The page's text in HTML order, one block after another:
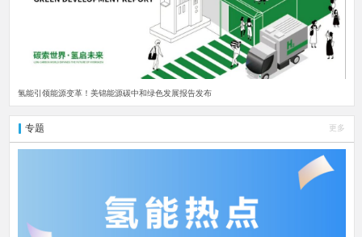
氢能引领能源变革！美锦能源碳中和绿色发展报告发布
专题 更多